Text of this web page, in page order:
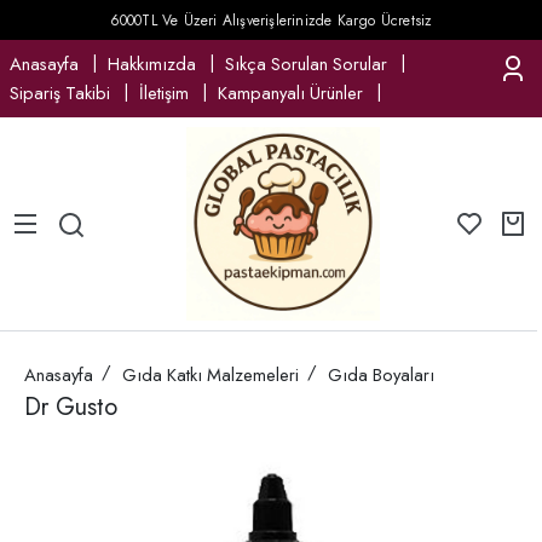
6000TL Ve Üzeri Alışverişlerinizde Kargo Ücretsiz
Anasayfa Hakkımızda
Sıkça Sorulan Sorular
Sipariş Takibi
İletişim Kampanyalı Ürünler
Anasayfa Gıda Katkı Malzemeleri Gıda Boyaları
Dr Gusto